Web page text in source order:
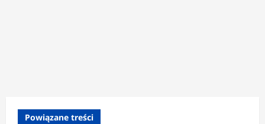
Powiązane treści